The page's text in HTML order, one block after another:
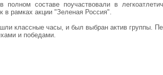
полном составе поучаствовали в
в рамках акции "Зеленая Россия".
классные часы, и был выбран актив группы.
и победами.